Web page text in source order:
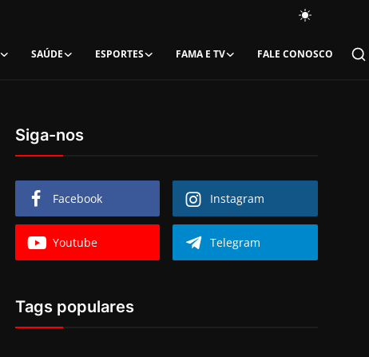
SAÚDE ESPORTES FAMA E TV FALE CONOSCO
Siga-nos
Facebook Instagram
Youtube Telegram
Tags populares